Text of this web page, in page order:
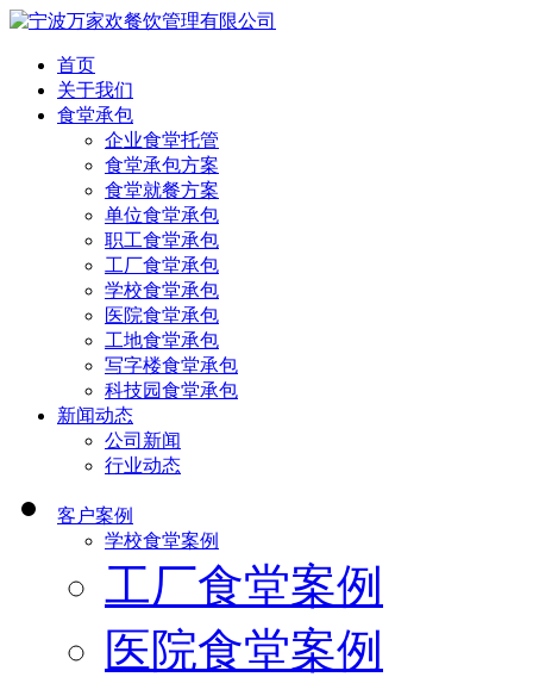
首页
关于我们
食堂承包
企业食堂托管
食堂承包方案
食堂就餐方案
单位食堂承包
职工食堂承包
工厂食堂承包
学校食堂承包
医院食堂承包
工地食堂承包
写字楼食堂承包
科技园食堂承包
新闻动态
公司新闻
行业动态
客户案例
学校食堂案例
工厂食堂案例
医院食堂案例